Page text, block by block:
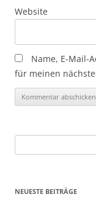
Website
Name, E-Mail-
für meinen
nach:
NEUESTE BEITRÄGE